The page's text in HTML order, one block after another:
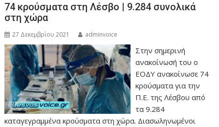
74 κρούσματα στη Λέσβο | 9.284 συνολικά
στη χώρα
27 Δεκεμβρίου 2021 adminvoice
Στην σημερινή
ανακοίνωσή του ο
ΕΟΔΥ ανακοίνωσε 74
κρούσματα για την
Π.Ε. της Λέσβου από
τα 9.284
καταγεγραμμένα κρούσματα στη χώρα. Διασωληνωμένοι